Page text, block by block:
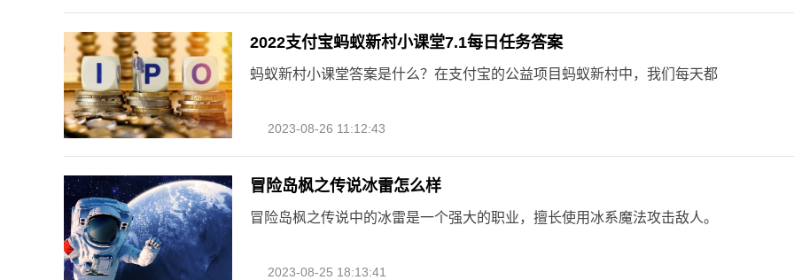
2022支付宝蚂蚁新村小课堂7.1每日任务答案
蚂蚁新村小课堂答案是什么？在支付宝的公益项目蚂蚁新村中，我们每天都
2023-08-26 11:12:43
冒险岛枫之传说冰雷怎么样
冒险岛枫之传说中的冰雷是一个强大的职业，擅长使用冰系魔法攻击敌人。
2023-08-25 18:13:41